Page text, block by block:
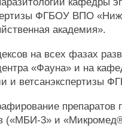
ФГБОУ ВПО
академия».
на всех фазах
«Фауна» и на
и
препаратов
(«МБИ-3» и